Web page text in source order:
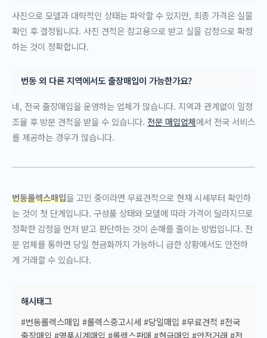
사진으로 모델과 대략적인 상태는 파악할 수 있지만, 최종 가격은 실물
확인 후 결정됩니다. 사진 견적은 참고용으로 받고 실물 감정으로 확정
하는 것이 정확합니다.
번동 외 다른 지역에서도 출장매입이 가능한가요?
네, 전국 출장매입을 운영하는 업체가 많습니다. 지역과 관계없이 일정
조율 후 방문 견적을 받을 수 있습니다. 전문 매입업체에서 전국 서비스
를 제공하는 경우가 많습니다.
번동롤렉스매입을 고민 중이라면 무료견적으로 현재 시세부터 확인하
는 것이 첫 단계입니다. 구성품 상태와 모델에 따라 가격이 달라지므로
정확한 감정을 먼저 받고 판단하는 것이 손해를 줄이는 방법입니다. 전
문 업체를 통하면 당일 현금화까지 가능하니 급한 상황에서도 안전하
게 거래할 수 있습니다.
해시태그
#번동롤렉스매입 #롤렉스중고시세 #당일매입 #무료견적 #전국
출장매입 #명품시계매입 #롤렉스판매 #현금매입 #안전거래 #전